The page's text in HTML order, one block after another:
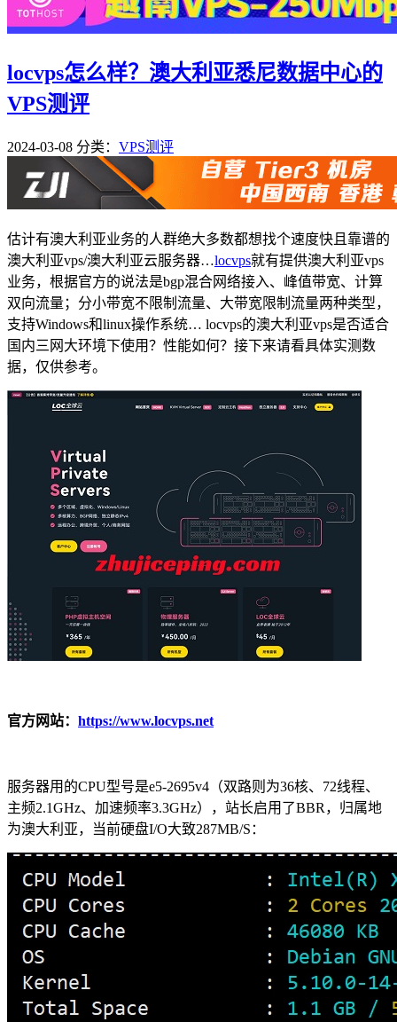
locvps怎么样？澳大利亚悉尼数据中心的
VPS测评
2024-03-08 分类： VPS测评
估计有澳大利亚业务的人群绝大多数都想找个速度快且靠谱的
澳大利亚vps/澳大利亚云服务器…locvps就有提供澳大利亚vps
业务，根据官方的说法是bgp混合网络接入、峰值带宽、计算
双向流量；分小带宽不限制流量、大带宽限制流量两种类型，
支持Windows和linux操作系统… locvps的澳大利亚vps是否适合
国内三网大环境下使用？性能如何？接下来请看具体实测数
据，仅供参考。
官方网站： https://www.locvps.net
服务器用的CPU型号是e5-2695v4（双路则为36核、72线程、
主频2.1GHz、加速频率3.3GHz），站长启用了BBR，归属地
为澳大利亚，当前硬盘I/O大致287MB/S：